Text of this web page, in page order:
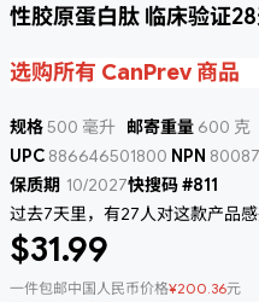
性胶原蛋白肽 临床验证
选购所有 CanPrev 商品
规格500 毫升 邮寄重量 600 克
UPC 886646501800 NPN
保质期 10/2027快搜码 #811
过去7天里，有27人对这款产品
$31.99
一件包邮中国人民币价格¥200.36元